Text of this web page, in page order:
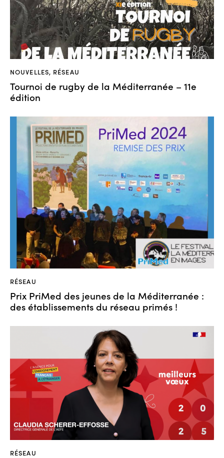
NOUVELLES, RÉSEAU
Tournoi de rugby de la Méditerranée – 11e
édition
RÉSEAU
Prix PriMed des jeunes de la Méditerranée :
des établissements du réseau primés !
RÉSEAU